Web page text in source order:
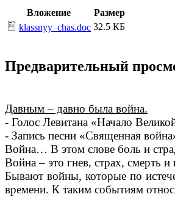
Вложение
Размер
klassnyy_chas.doc 32.5 КБ
Предварительный
Давным – давно была война.
- Голос Левитана «Начало
- Запись песни «Священная
Война… В этом слове боль и
Война – это гнев, страх, смерть
Бывают войны, которые по
времени. К таким событиям